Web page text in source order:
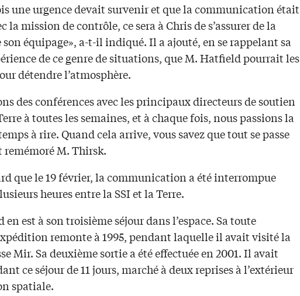
une urgence devait survenir et que la communication était
la mission de contrôle, ce sera à Chris de s’assurer de la
son équipage», a-t-il indiqué. Il a ajouté, en se rappelant sa
de ce genre de situations, que M. Hatfield pourrait les
détendre l’atmosphère.
des conférences avec les principaux directeurs de soutien
à toutes les semaines, et à chaque fois, nous passions la
à rire. Quand cela arrive, vous savez que tout se passe
remémoré M. Thirsk.
que le 19 février, la communication a été interrompue
heures entre la SSI et la Terre.
est à son troisième séjour dans l’espace. Sa toute
remonte à 1995, pendant laquelle il avait visité la
Mir. Sa deuxième sortie a été effectuée en 2001. Il avait
ce séjour de 11 jours, marché à deux reprises à l’extérieur
spatiale.